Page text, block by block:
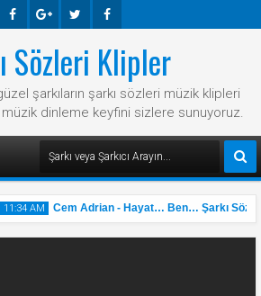
Ook E-
Plus
R Ook
Sözleri Klipler
şarkıların şarkı sözleri müzik klipleri
dinleme keyfini sizlere sunuyoruz.
11:34 AM Cem Adrian - Hayat… Ben… Şarkı Sözü